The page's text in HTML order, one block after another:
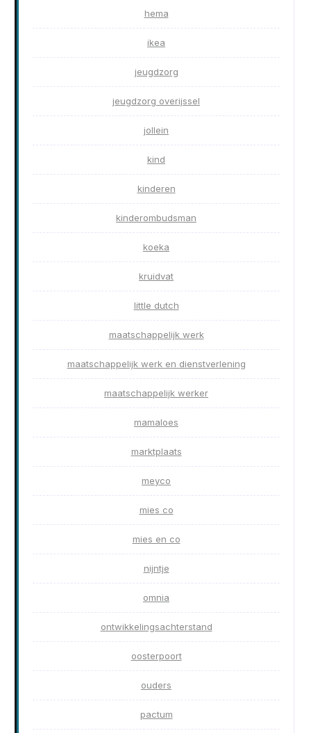
hema
ikea
jeugdzorg
jeugdzorg overijssel
jollein
kind
kinderen
kinderombudsman
koeka
kruidvat
little dutch
maatschappelijk werk
maatschappelijk werk en dienstverlening
maatschappelijk werker
mamaloes
marktplaats
meyco
mies co
mies en co
nijntje
omnia
ontwikkelingsachterstand
oosterpoort
ouders
pactum